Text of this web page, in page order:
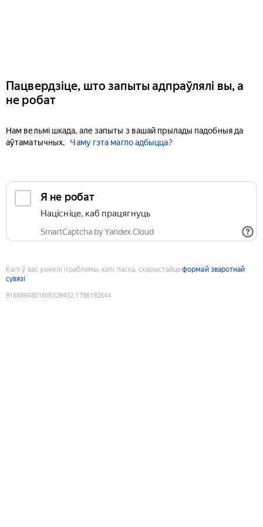
Пацвердзіце, што запыты адпраўлялі вы, а
не робат
Нам вельмі шкада, але запыты з вашай прылады падобныя да
аўтаматычных.
Чаму гэта магло адбыцца?
Я не робат
Націсніце, каб працягнуць
SmartCaptcha by Yandex Cloud
Калі ў вас узніклі праблемы, калі ласка, скарыстайцеформай зваротнай
сувязі
9188894801605328432:1786192644